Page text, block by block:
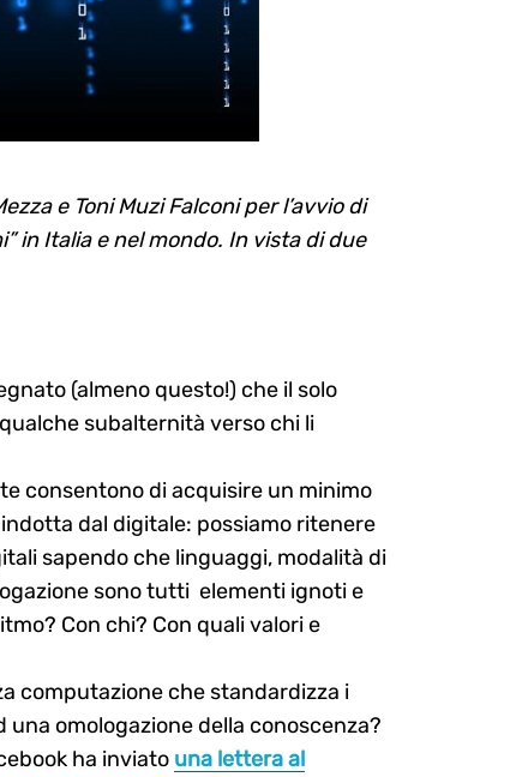
e Toni Muzi Falconi per l’avvio di
in Italia e nel mondo. In vista di due
(almeno questo!) che il solo
subalternità verso chi li
consentono di acquisire un minimo
dal digitale: possiamo ritenere
sapendo che linguaggi, modalità di
sono tutti elementi ignoti e
Con chi? Con quali valori e
computazione che standardizza i
omologazione della conoscenza?
ha inviato una lettera al